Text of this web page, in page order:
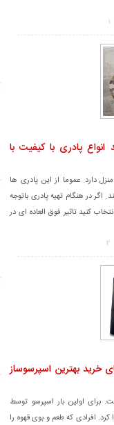
پادری با کیفیت با
دارد. عموما از این پادری ها
اگر در هنگام تهیه پادری باتوجه
کنید تاثیر فوق العاده ای در
خرید بهترین اسپرسوساز
برای اولین بار اسپرسو توسط
افرادی که طعم و بوی قهوه را